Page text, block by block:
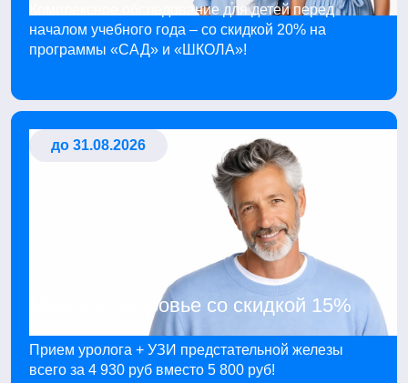
Комплексное обследование для детей перед
началом учебного года – со скидкой 20% на
программы «САД» и «ШКОЛА»!
до 31.08.2026
Мужское здоровье со скидкой 15%
Прием уролога + УЗИ предстательной железы
всего за 4 930 руб вместо 5 800 руб!